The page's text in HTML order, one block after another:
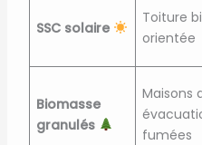
SSC solaire
Toiture
orientée
Biomasse
granulés
Maisons
fumées